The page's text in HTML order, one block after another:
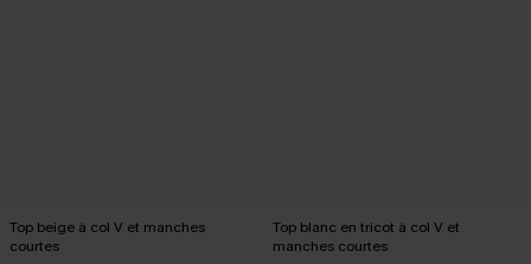
Top beige à col V et manches
courtes
Top blanc en tricot à col V et
manches courtes